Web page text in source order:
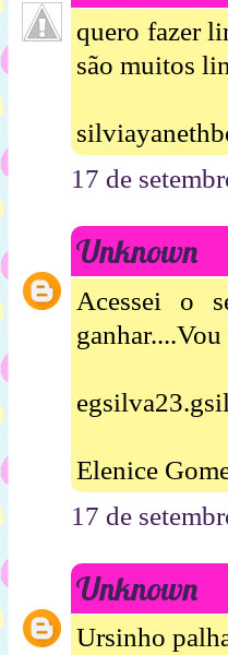
quero fazer
são muitos
17 de
Unknown
Acessei o
Elenice
17 de
Unknown
Ursinho